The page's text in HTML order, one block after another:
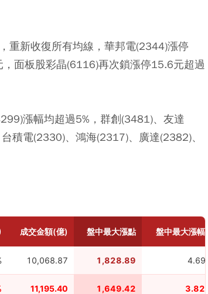
重新收復所有均線，華邦電(2344)漲停
面板股彩晶(6116)再次鎖漲停15.6元超過
漲幅均超過5%，群創(3481)、友達
積電(2330)、鴻海(2317)、廣達(2382)、
成交金額(億) 盤中最大漲點 盤中最大漲幅%
10,068.87 1,828.89 4.69%
11,195.40 1,649.42 3.82%